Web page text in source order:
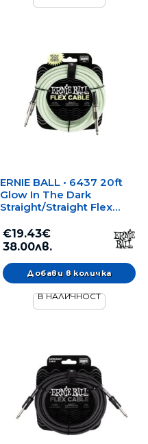
ERNIE BALL • 6437 20ft
Glow In The Dark
Straight/Straight Flex
• Инструментален
кабел (светещ в
€19.43€
38.00лв.
В НАЛИЧНОСТ